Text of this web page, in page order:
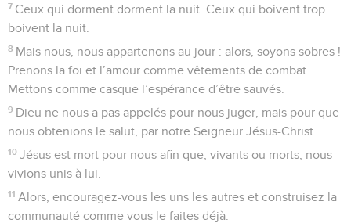
7 Ceux qui dorment dorment la nuit. Ceux qui boivent trop
boivent la nuit.
8 Mais nous, nous appartenons au jour : alors, soyons sobres !
Prenons la foi et l’amour comme vêtements de combat.
Mettons comme casque l’espérance d’être sauvés.
9 Dieu ne nous a pas appelés pour nous juger, mais pour que
nous obtenions le salut, par notre Seigneur Jésus-Christ.
10 Jésus est mort pour nous afin que, vivants ou morts, nous
vivions unis à lui.
11 Alors, encouragez-vous les uns les autres et construisez la
communauté comme vous le faites déjà.